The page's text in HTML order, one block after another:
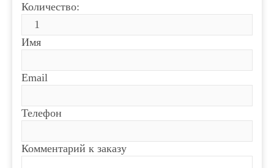
Количество:
Имя
Email
Телефон
Комментарий к заказу